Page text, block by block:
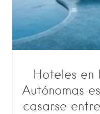
Hoteles en
Autónomas
casarse